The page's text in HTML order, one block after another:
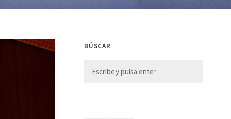
BÚSCAR